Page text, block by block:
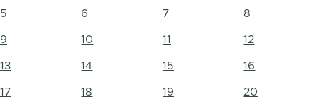
5 6 7 8
9 10 11 12
13 14 15 16
17 18 19 20